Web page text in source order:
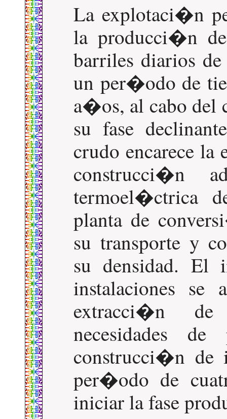
La explotaci�n
la producci�n de
barriles diarios de
un per�odo de
a�os, al cabo del
su fase
crudo encarece
construcci�n
termoel�ctrica
planta de
su transporte y
su densidad. El
instalaciones
extracci�n
necesidades
construcci�n de
per�odo de
iniciar la fase